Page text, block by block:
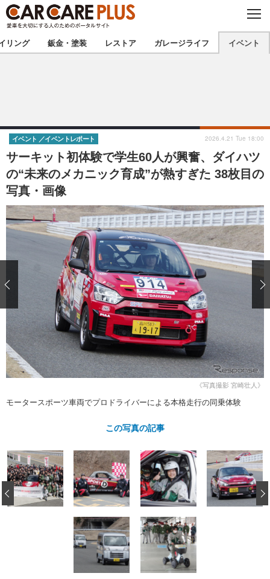
C
O
S
E
★カーケアプラス認定★ 厳選プロショップを地域から探す
甲信越 北陸
東海 関西
中国
九州 沖縄
ショップレポート 愛車 File
自動車豆知識 ストップ！不具合修理＆粗悪修理
鈑金・塗装
ディテイリング
ディテイリング 洗車
ヘッドライト磨き コーティング
フィルム・ラッピング
鈑金・塗装
小キズ直し 防錆
特集記事
ストップ 不具合修理＆粗悪修理
カーメーカー「旧車」関連プロジェ
クト
ショップ紹介
ショップレポート プロショップ検索
レストア
カーメーカー「旧車」関連プロジ
コラム
イベント
リング 鈑金・塗装 レストア ガレージライフ イベント
サーキット初体験で学生60人が興奮、ダイハツ
の“未来のメカニック育成”が熱すぎた 38枚目の
写真・画像
イベント イベントレポート 2026.4.21 Tue 18:00
《写真撮影 宮崎壮人》
モータースポーツ車両でプロドライバーによる本格走行の同乗体験
この写真の記事
‹